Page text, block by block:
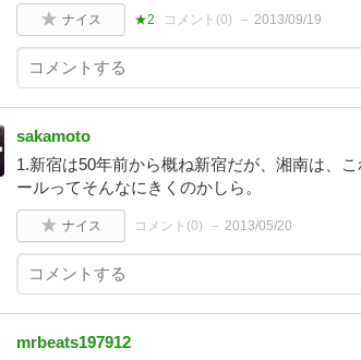
ナイス ★2 コメント(0) 2013/09/19
sakamoto
1.新宿は50年前から概ね新宿だが、湘南は、
ールってそんなにきくのかしら。
ナイス コメント(0) 2013/05/20
mrbeats197912